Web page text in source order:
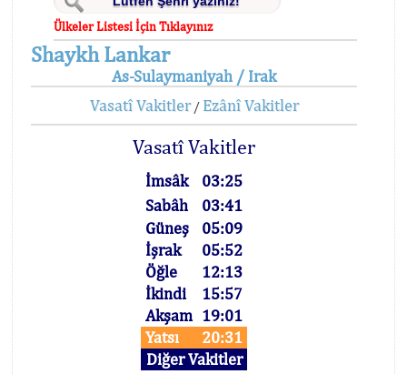
Ülkeler Listesi İçin Tıklayınız
Shaykh Lankar
As-Sulaymaniyah / Irak
Vasatî Vakitler/ Ezânî Vakitler
Vasatî Vakitler
İmsâk
03:25
Sabâh
03:41
Güneş
05:09
İşrak
05:52
Öğle
12:13
İkindi
15:57
Akşam 19:01
Yatsı
20:31
Diğer Vakitler